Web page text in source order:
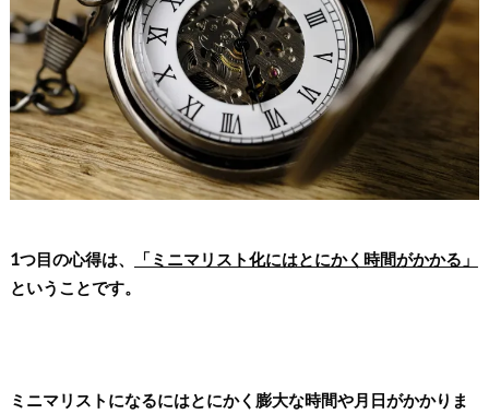
1つ目の心得は、
「ミニマリスト化にはとにかく時間がかかる」
ということです。
ミニマリストになるにはとにかく膨大な時間や月日がかかりま